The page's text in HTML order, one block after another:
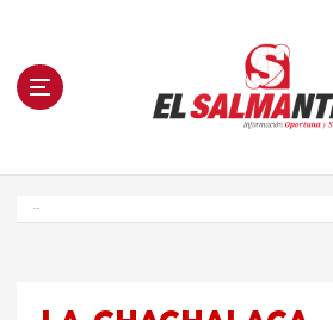
n El Salmantino -